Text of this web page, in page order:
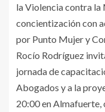
la Violencia contra la
concientización con
por Punto Mujer y
Rocío Rodríguez
jornada de
Abogados y a la
20:00 en